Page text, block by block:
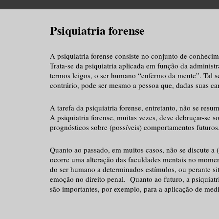
Psiquiatria forense
A psiquiatria forense consiste no conjunto de
Trata-se da psiquiatria aplicada em função da
termos leigos, o ser humano “enfermo da mente”. Tal
contrário, pode ser mesmo a pessoa que, dadas suas
A tarefa da psiquiatria forense, entretanto, não se
A psiquiatria forense, muitas vezes, deve debruçar-se
prognósticos sobre (possíveis) comportamentos futuros.
Quanto ao passado, em muitos casos, não se discute
ocorre uma alteração das faculdades mentais no
do ser humano a determinados estímulos, ou perante
emoção no direito penal. Quanto ao futuro, a
são importantes, por exemplo, para a aplicação de